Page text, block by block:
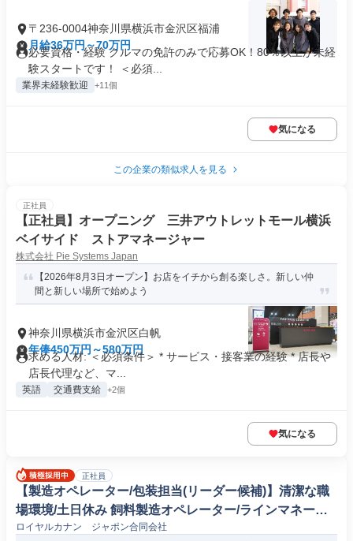
〒236-0004神奈川県横浜市金沢区福浦
月給36万円～70万円
必要資格・経験 クルマの免許のみで応募OK！80％以上が未経
験スタートです！ ＜必須...
業界未経験歓迎 +11個
気になる
この企業の類似求人を見る
正社員
【正社員】オープニング 三井アウトレットモール横浜
ベイサイド ストアマネージャー
株式会社 Pie Systems Japan
【2026年8月3日オープン】お店をイチから創る楽しさ。新しい仲
間と新しい場所で始めよう
神奈川県横浜市金沢区白帆
年俸450万円～580万円
求める人材: ＜必須条件＞ * サービス・接客業の経験 * 店長や
店長代理など、マ...
英語 交通費支給 +2個
気になる
正社員
【製造オペレーター/包装担当(リーダー候補)】清潔な職
場環境/土日休み 飼料製造オペレーター/ラインマネージ
ャー
ロイヤルカナン ジャポン合同会社